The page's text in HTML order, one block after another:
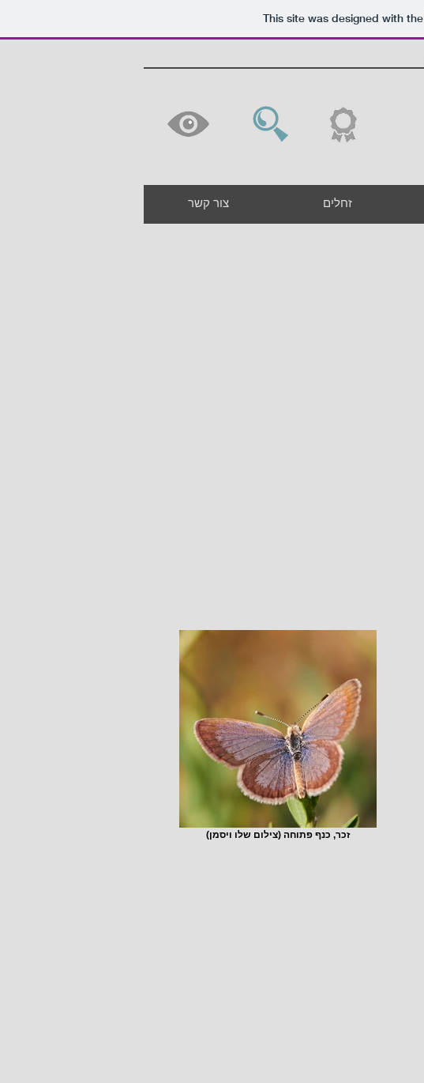
This site was designed with the
זחלים צור קשר
זכר, כנף פתוחה (צילום שלו ויסמן)